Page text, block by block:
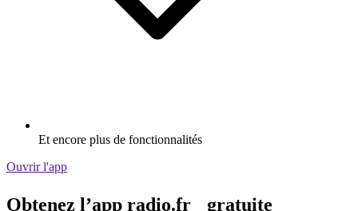
Et encore plus de fonctionnalités
Ouvrir l'app
Obtenez l’app radio.fr gratuite